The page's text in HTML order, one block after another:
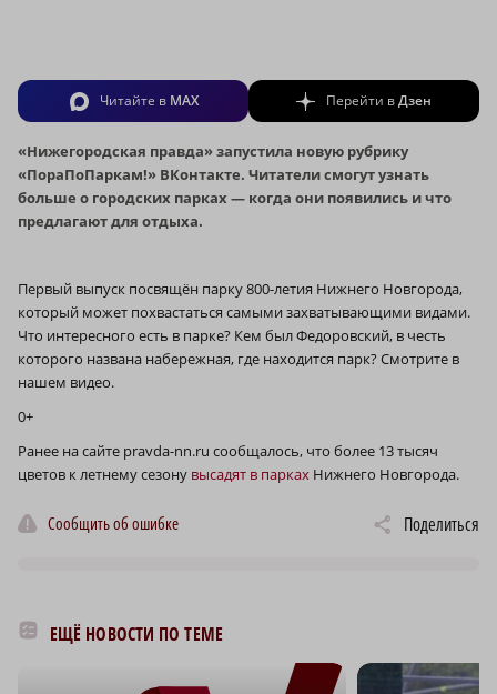
Читайте в MAX Перейти вДзен
«Нижегородская правда» запустила новую рубрику
«ПораПоПаркам!» ВКонтакте. Читатели смогут узнать
больше о городских парках — когда они появились и что
предлагают для отдыха.
Первый выпуск посвящён парку 800-летия Нижнего Новгорода,
который может похвастаться самыми захватывающими видами.
Что интересного есть в парке? Кем был Федоровский, в честь
которого названа набережная, где находится парк? Смотрите в
нашем видео.
0+
Ранее на сайте pravda-nn.ru сообщалось, что более 13 тысяч
цветов к летнему сезону высадят в парках Нижнего Новгорода.
Сообщить об ошибке Поделиться
ЕЩЁ НОВОСТИ ПО ТЕМЕ